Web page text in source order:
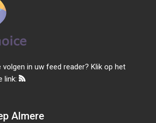
volgen in uw feed reader? Klik op het
link:
Almere